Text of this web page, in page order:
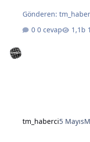
Gönderen:
0 cevap
tm_haberci5 Mayıs